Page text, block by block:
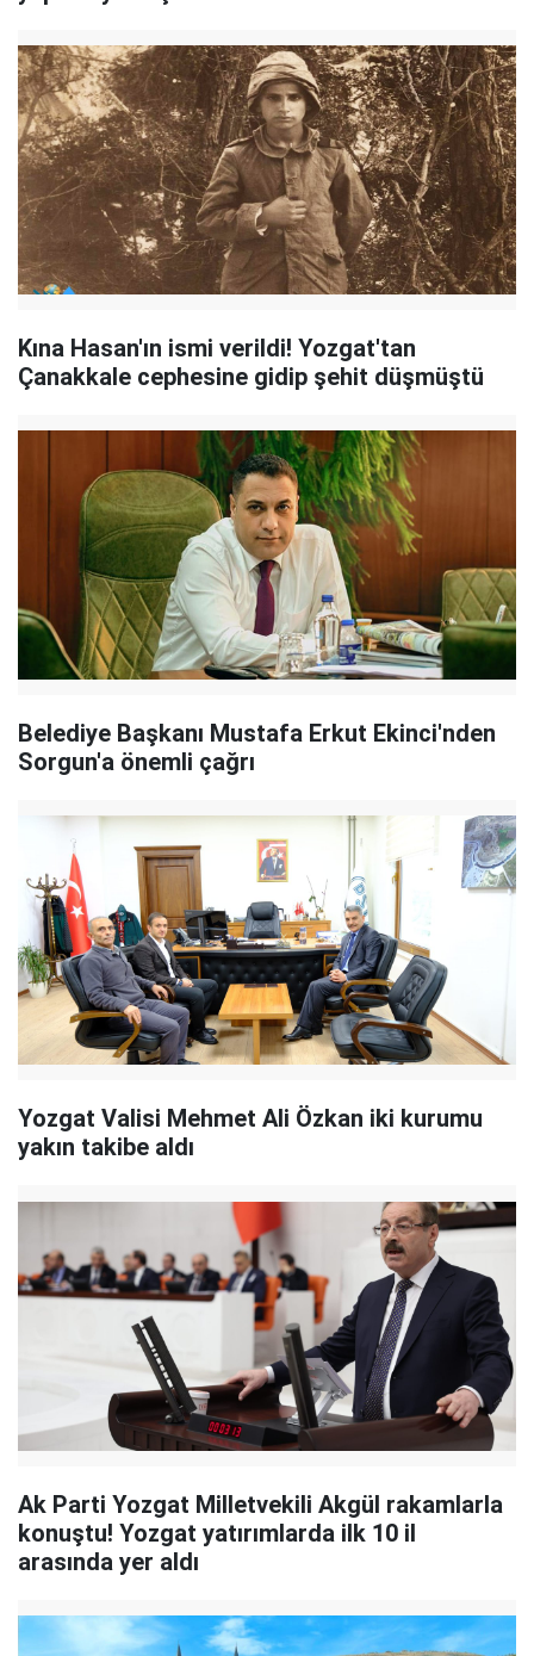
Kına Hasan'ın ismi verildi! Yozgat'tan
Çanakkale cephesine gidip şehit düşmüştü
Belediye Başkanı Mustafa Erkut Ekinci'nden
Sorgun'a önemli çağrı
Yozgat Valisi Mehmet Ali Özkan iki kurumu
yakın takibe aldı
Ak Parti Yozgat Milletvekili Akgül rakamlarla
konuştu! Yozgat yatırımlarda ilk 10 il
arasında yer aldı